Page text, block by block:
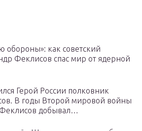
обороны»: как советский
Феклисов спас мир от ядерной
Герой России полковник
В годы Второй мировой войны
Феклисов добывал…